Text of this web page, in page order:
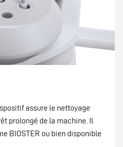
assure le nettoyage
prolongé de la machine. Il
BIOSTER ou bien disponible